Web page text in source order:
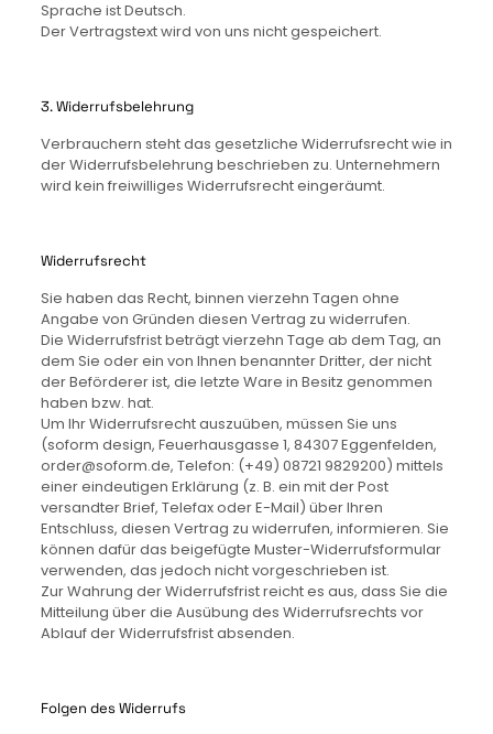
Sprache ist Deutsch.
Der Vertragstext wird von uns nicht gespeichert.
3. Widerrufsbelehrung
Verbrauchern steht das gesetzliche Widerrufsrecht wie in
der Widerrufsbelehrung beschrieben zu. Unternehmern
wird kein freiwilliges Widerrufsrecht eingeräumt.
Widerrufsrecht
Sie haben das Recht, binnen vierzehn Tagen ohne
Angabe von Gründen diesen Vertrag zu widerrufen.
Die Widerrufsfrist beträgt vierzehn Tage ab dem Tag, an
dem Sie oder ein von Ihnen benannter Dritter, der nicht
der Beförderer ist, die letzte Ware in Besitz genommen
haben bzw. hat.
Um Ihr Widerrufsrecht auszuüben, müssen Sie uns
(soform design, Feuerhausgasse 1, 84307 Eggenfelden,
order@soform.de, Telefon: (+49) 08721 9829200) mittels
einer eindeutigen Erklärung (z. B. ein mit der Post
versandter Brief, Telefax oder E-Mail) über Ihren
Entschluss, diesen Vertrag zu widerrufen, informieren. Sie
können dafür das beigefügte Muster-Widerrufsformular
verwenden, das jedoch nicht vorgeschrieben ist.
Zur Wahrung der Widerrufsfrist reicht es aus, dass Sie die
Mitteilung über die Ausübung des Widerrufsrechts vor
Ablauf der Widerrufsfrist absenden.
Folgen des Widerrufs